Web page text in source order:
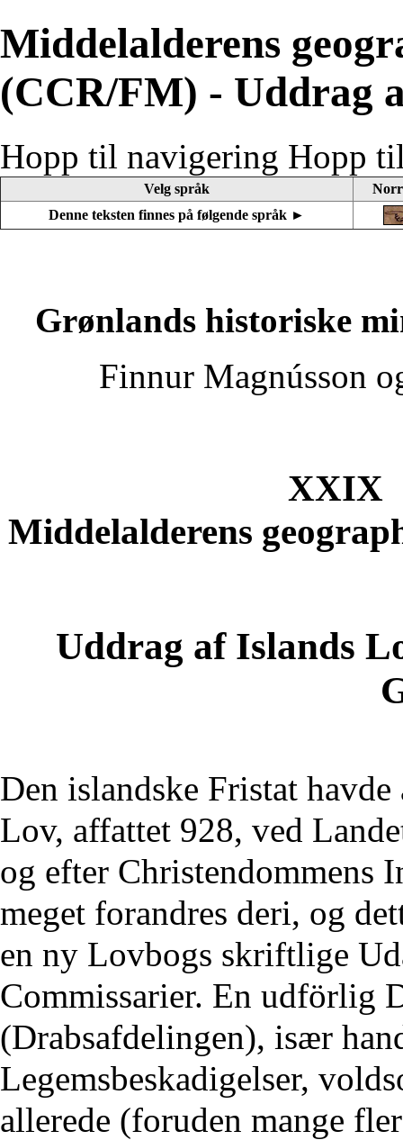
Middelalderens
(CCR/FM) - Uddrag
Hopp til navigering Hopp
Velg språk
Denne teksten finnes på følgende språk ►
Grønlands historiske
Finnur Magnússon
XXIX
Middelalderens
Uddrag af Islands
Den islandske Fristat
Lov, affattet 928, ved
og efter Christendommens
meget forandres deri, og
en ny Lovbogs skriftlige
Commissarier. En udförlig
(Drabsafdelingen), især
Legemsbeskadigelser,
allerede (foruden mange